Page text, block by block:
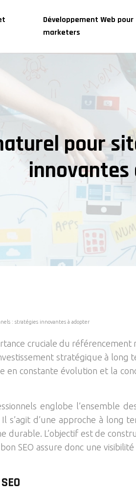
Développement Web pour
marketers
pour
innovantes
: stratégies innovantes à adopter
cruciale du référencement
stratégique à
en constante évolution et la
englobe l’ensemble
s’agit d’une approche à long
durable. L’objectif est de
SEO assure donc une